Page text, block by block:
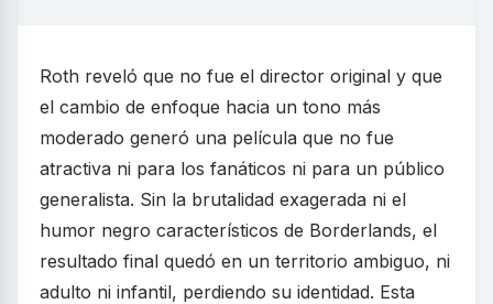
Roth reveló que no fue el director original y que
el cambio de enfoque hacia un tono más
moderado generó una película que no fue
atractiva ni para los fanáticos ni para un público
generalista. Sin la brutalidad exagerada ni el
humor negro característicos de Borderlands, el
resultado final quedó en un territorio ambiguo, ni
adulto ni infantil, perdiendo su identidad. Esta